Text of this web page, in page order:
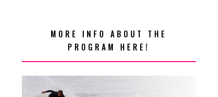
MORE INFO ABOUT THE
PROGRAM HERE!